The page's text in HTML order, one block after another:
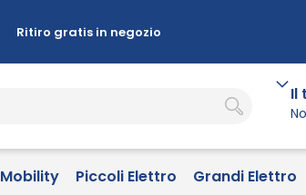
Ritiro gratis in negozio
Il
Mobility Piccoli Elettro Grandi Elettro